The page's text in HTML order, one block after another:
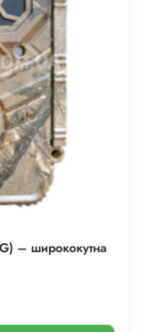
– ширококутна